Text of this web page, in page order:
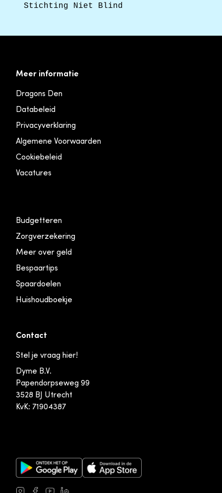
Stichting Niet Blind
Meer informatie
Dragons Den
Databeleid
Privacyverklaring
Algemene Voorwaarden
Cookiebeleid
Vacatures
Budgetteren
Zorgverzekering
Meer over geld
Bespaartips
Spaardoelen
Huishoudboekje
Contact
Stel je vraag hier!
Dyme B.V.
Papendorpseweg 99
3528 BJ Utrecht
KvK: 71904387
Google Play Store Apple App Store